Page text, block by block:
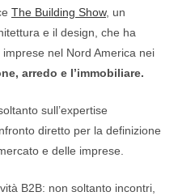
The Building Show, un
e il design, che ha
nel Nord America nei
arredo e l’immobiliare.
sull’expertise
diretto per la definizione
e delle imprese.
B2B: non soltanto incontri,